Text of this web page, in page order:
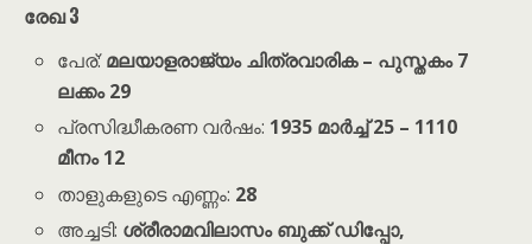
രേഖ 3
പേര്:മലയാളരാജ്യം ചിത്രവാരിക – പുസ്തകം 7
ലക്കം 29
പ്രസിദ്ധീകരണ വർഷം: 1935 മാർച്ച് 25 – 1110
മീനം 12
താളുകളുടെ എണ്ണം: 28
അച്ചടി: ശ്രീരാമവിലാസം ബുക്ക് ഡിപ്പോ,